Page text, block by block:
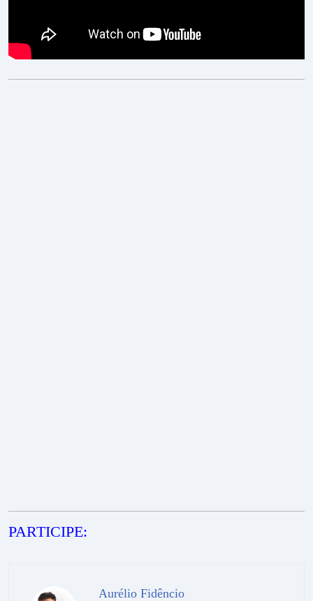
PARTICIPE:
Aurélio Fidêncio